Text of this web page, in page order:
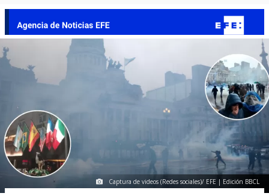
Captura de videos (Redes sociales)/ EFE | Edición BBCL